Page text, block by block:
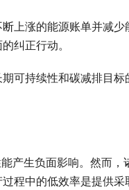
上涨的能源账单并减少
纠正行动。
可持续性和碳减排目标
产生负面影响。然而，
程中的低效率是提供采